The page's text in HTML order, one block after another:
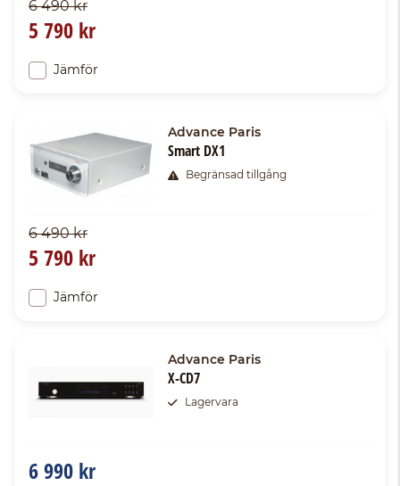
6 490 kr
5 790 kr
Jämför
Advance Paris
Smart DX1
Begränsad tillgång
6 490 kr
5 790 kr
Jämför
Advance Paris
X-CD7
Lagervara
6 990 kr